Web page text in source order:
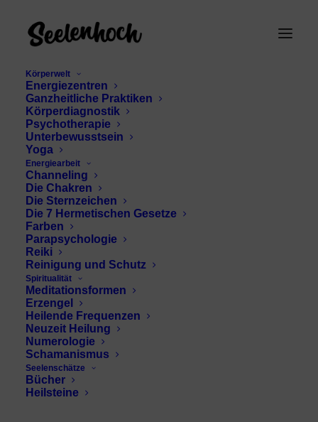
Körperwelt
Energiezentren
Ganzheitliche Praktiken
Körperdiagnostik
Psychotherapie
Unterbewusstsein
Yoga
Energiearbeit
Channeling
Die Chakren
Die Sternzeichen
Die 7 Hermetischen Gesetze
Farben
Parapsychologie
Reiki
Reinigung und Schutz
Spiritualität
Meditationsformen
Erzengel
Heilende Frequenzen
Neuzeit Heilung
Numerologie
Schamanismus
Seelenschätze
Bücher
Heilsteine
Fastenrituale